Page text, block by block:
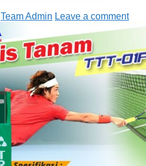
Team Admin Leave a comment